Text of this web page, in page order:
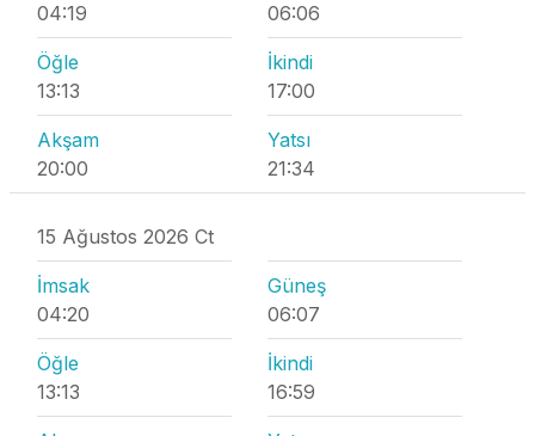
04:19
06:06
Öğle
13:13
İkindi
17:00
Akşam
20:00
Yatsı
21:34
15 Ağustos 2026 Ct
İmsak
04:20
Güneş
06:07
Öğle
13:13
İkindi
16:59